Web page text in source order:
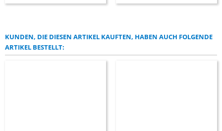
KUNDEN, DIE DIESEN ARTIKEL KAUFTEN, HABEN AUCH FOLGENDE
ARTIKEL BESTELLT: